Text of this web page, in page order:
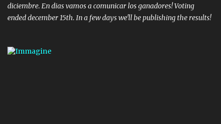
diciembre. En dias vamos a comunicar los ganadores! Voting
ended december 15th. In a few days we'll be publishing the results!